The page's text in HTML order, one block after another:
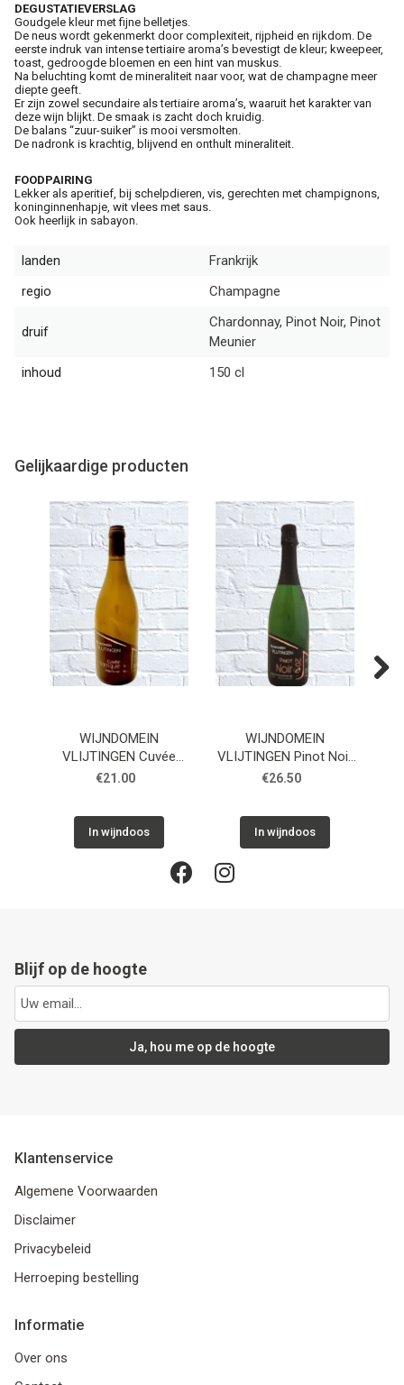
DEGUSTATIEVERSLAG
Goudgele kleur met fijne belletjes.
De neus wordt gekenmerkt door complexiteit, rijpheid en rijkdom. De
eerste indruk van intense tertiaire aroma’s bevestigt de kleur; kweepeer,
toast, gedroogde bloemen en een hint van muskus.
Na beluchting komt de mineraliteit naar voor, wat de champagne meer
diepte geeft.
Er zijn zowel secundaire als tertiaire aroma’s, waaruit het karakter van
deze wijn blijkt. De smaak is zacht doch kruidig.
De balans “zuur-suiker” is mooi versmolten.
De nadronk is krachtig, blijvend en onthult mineraliteit.
FOODPAIRING
Lekker als aperitief, bij schelpdieren, vis, gerechten met champignons,
koninginnenhapje, wit vlees met saus.
Ook heerlijk in sabayon.
landen
Frankrijk
regio
Champagne
druif
Chardonnay, Pinot Noir, Pinot
Meunier
inhoud
150 cl
Gelijkaardige producten
WIJNDOMEIN
VLIJTINGEN Cuvée
Barrique Chardonnay
€21.00
In wijndoos
WIJNDOMEIN
VLIJTINGEN Pinot Noir
Brut Nature
€26.50
In wijndoos
Blijf op de hoogte
Ja, hou me op de hoogte
Klantenservice
Algemene Voorwaarden
Disclaimer
Privacybeleid
Herroeping bestelling
Informatie
Over ons